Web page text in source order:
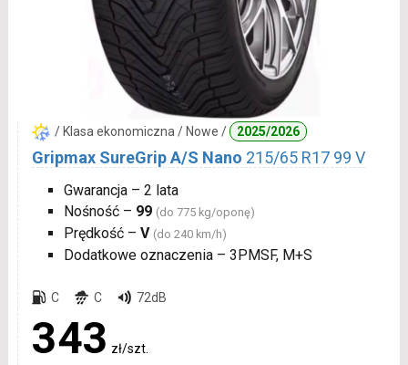
/ Klasa ekonomiczna / Nowe / 2025/2026
Gripmax SureGrip A/S Nano 215/65 R17 99 V
Gwarancja – 2 lata
Nośność – 99 (do 775 kg/oponę)
Prędkość – V (do 240 km/h)
Dodatkowe oznaczenia – 3PMSF, M+S
C C 72dB
343 zł/szt.